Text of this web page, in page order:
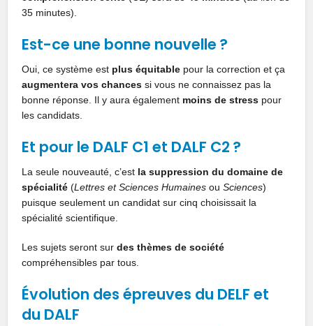
35 minutes).
Est-ce une bonne nouvelle ?
Oui, ce système est plus équitable pour la correction et ça
augmentera vos chances si vous ne connaissez pas la
bonne réponse. Il y aura également moins de stress pour
les candidats.
Et pour le DALF C1 et DALF C2 ?
La seule nouveauté, c’est la suppression du domaine de
spécialité (Lettres et Sciences Humaines ouSciences)
puisque seulement un candidat sur cinq choisissait la
spécialité scientifique.
Les sujets seront surdes thèmes de société
compréhensibles par tous.
Évolution des épreuves du DELF et
du DALF